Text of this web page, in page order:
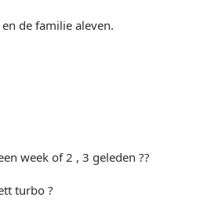
en de familie aleven.
week of 2 , 3 geleden ??
turbo ?